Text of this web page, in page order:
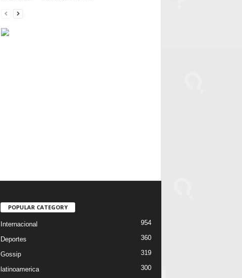
POPULAR CATEGORY
Internacional 954
Deportes 360
Gossip 319
latinoamerica 300